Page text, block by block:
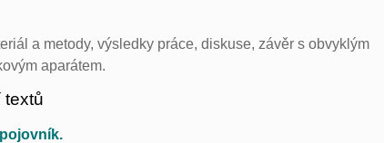
a metody, výsledky práce, diskuse, závěr s obvyklým
aparátem.
textů